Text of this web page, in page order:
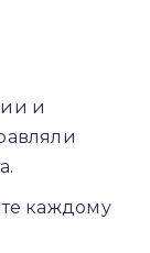
и
каждому